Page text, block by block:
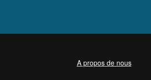
A propos de nous